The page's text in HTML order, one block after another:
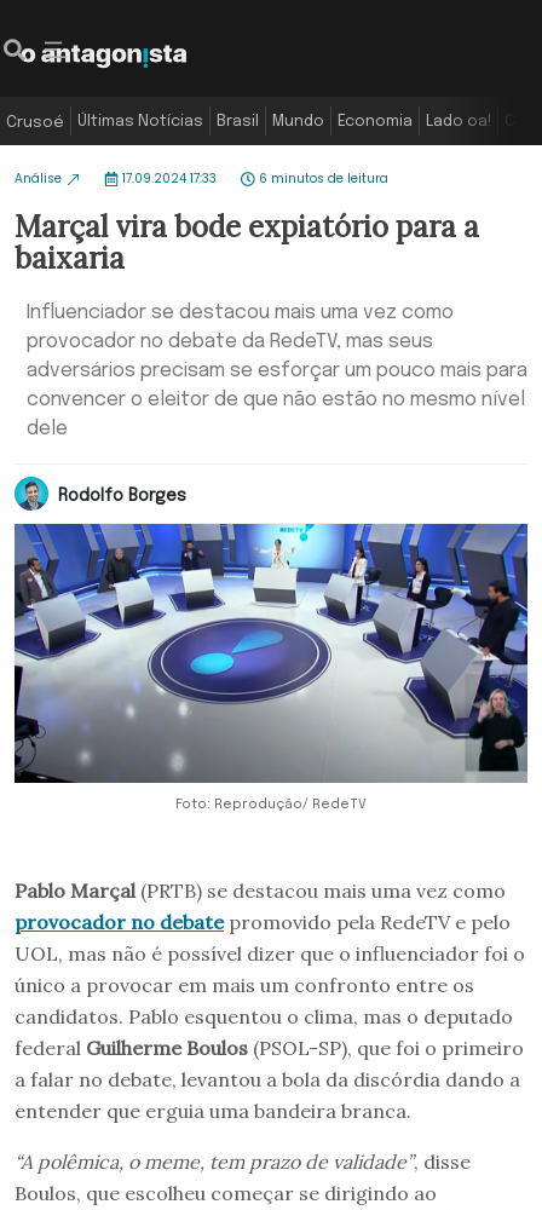
Crusoé Últimas Notícias Brasil Mundo Economia Lado oa!
Análise 17.09.2024 17:33 6 minutos de leitura
Marçal vira bode expiatório para a
baixaria
Influenciador se destacou mais uma vez como
provocador no debate da RedeTV, mas seus
adversários precisam se esforçar um pouco mais para
convencer o eleitor de que não estão no mesmo nível
dele
Rodolfo Borges
Foto: Reprodução/ RedeTV
Pablo Marçal (PRTB) se destacou mais uma vez como
provocador no debatepromovido pela RedeTV e pelo
UOL, mas não é possível dizer que o influenciador foi o
único a provocar em mais um confronto entre os
candidatos. Pablo esquentou o clima, mas o deputado
federal Guilherme Boulos (PSOL-SP), que foi o primeiro
a falar no debate, levantou a bola da discórdia dando a
entender que erguia uma bandeira branca.
“A polêmica, o meme, tem prazo de validade”, disse
Boulos, que escolheu começar se dirigindo ao